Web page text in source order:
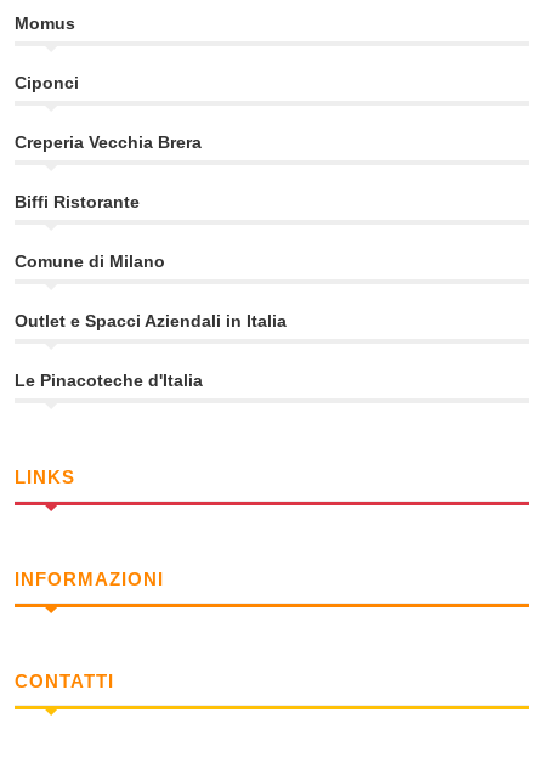
Momus
Ciponci
Creperia Vecchia Brera
Biffi Ristorante
Comune di Milano
Outlet e Spacci Aziendali in Italia
Le Pinacoteche d'Italia
LINKS
INFORMAZIONI
CONTATTI